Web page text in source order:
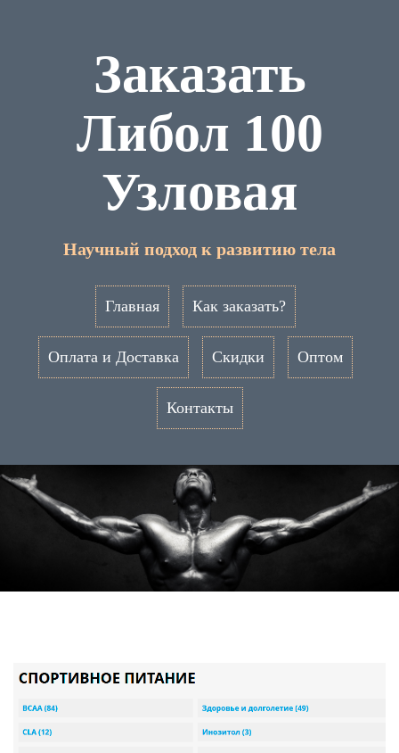
Заказать
Либол 100
Узловая
Научный подход к развитию тела
Главная Как заказать?
Оплата и Доставка Скидки Оптом
Контакты